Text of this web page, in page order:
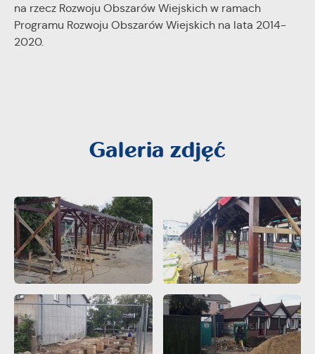
na rzecz Rozwoju Obszarów Wiejskich w ramach
Programu Rozwoju Obszarów Wiejskich na lata 2014-
2020.
Galeria zdjęć